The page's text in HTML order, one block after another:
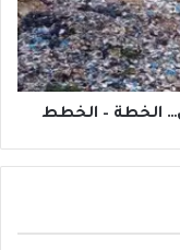
الخطة – الخطط